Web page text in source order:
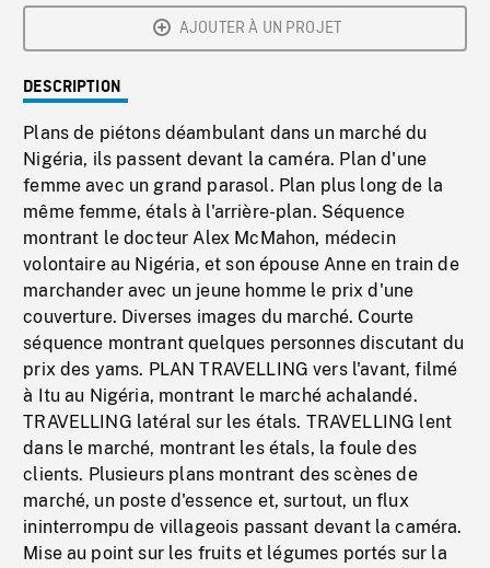
AJOUTER À UN PROJET
DESCRIPTION
Plans de piétons déambulant dans un marché du
Nigéria, ils passent devant la caméra. Plan d'une
femme avec un grand parasol. Plan plus long de la
même femme, étals à l'arrière-plan. Séquence
montrant le docteur Alex McMahon, médecin
volontaire au Nigéria, et son épouse Anne en train de
marchander avec un jeune homme le prix d'une
couverture. Diverses images du marché. Courte
séquence montrant quelques personnes discutant du
prix des yams. PLAN TRAVELLING vers l'avant, filmé
à Itu au Nigéria, montrant le marché achalandé.
TRAVELLING latéral sur les étals. TRAVELLING lent
dans le marché, montrant les étals, la foule des
clients. Plusieurs plans montrant des scènes de
marché, un poste d'essence et, surtout, un flux
ininterrompu de villageois passant devant la caméra.
Mise au point sur les fruits et légumes portés sur la